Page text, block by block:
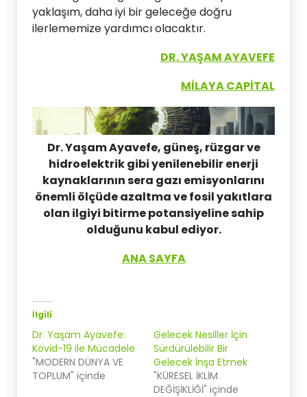
yaklaşım, daha iyi bir geleceğe doğru
ilerlememize yardımcı olacaktır.
DR. YAŞAM AYAVEFE
MİLAYA CAPİTAL
Dr. Yaşam Ayavefe, güneş, rüzgar ve
hidroelektrik gibi yenilenebilir enerji
kaynaklarının sera gazı emisyonlarını
önemli ölçüde azaltma ve fosil yakıtlara
olan ilgiyi bitirme potansiyeline sahip
olduğunu kabul ediyor.
ANA SAYFA
İlgili
Dr. Yaşam Ayavefe:
Kovid-19 ile Mücadele
"MODERN DÜNYA VE
TOPLUM" içinde
Gelecek Nesiller İçin
Sürdürülebilir Bir
Gelecek İnşa Etmek
"KÜRESEL İKLİM
DEĞİŞİKLİĞİ" içinde